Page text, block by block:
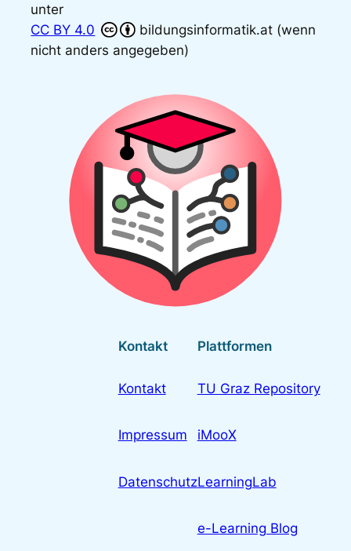
unter
CC BY 4.0
bildungsinformatik.at (wenn
nicht anders angegeben)
Kontakt
Kontakt
Impressum
Datenschutz
Plattformen
TU Graz Repository
iMooX
LearningLab
e-Learning Blog